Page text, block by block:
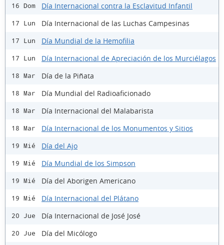
16 Dom Día Internacional contra la Esclavitud Infantil
17 Lun Día Internacional de las Luchas Campesinas
17 Lun Día Mundial de la Hemofilia
17 Lun Día Internacional de Apreciación de los Murciélagos
18 Mar Día de la Piñata
18 Mar Día Mundial del Radioaficionado
18 Mar Día Internacional del Malabarista
18 Mar Día Internacional de los Monumentos y Sitios
19 Mié Día del Ajo
19 Mié Día Mundial de los Simpson
19 Mié Día del Aborigen Americano
19 Mié Día Internacional del Plátano
20 Jue Día Internacional de José José
20 Jue Día del Micólogo